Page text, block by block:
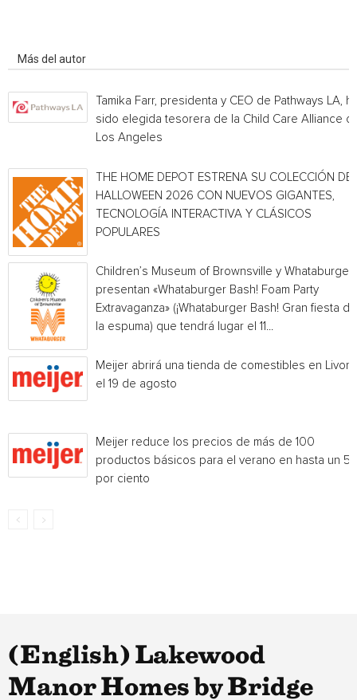
Más del autor
Tamika Farr, presidenta y CEO de Pathways LA,
sido elegida tesorera de la Child Care Alliance of
Los Angeles
THE HOME DEPOT ESTRENA SU COLECCIÓN DE
HALLOWEEN 2026 CON NUEVOS GIGANTES,
TECNOLOGÍA INTERACTIVA Y CLÁSICOS
POPULARES
Children’s Museum of Brownsville y Whataburger
presentan «Whataburger Bash! Foam Party
Extravaganza» (¡Whataburger Bash! Gran fiesta de
la espuma) que tendrá lugar el 11...
Meijer abrirá una tienda de comestibles en
el 19 de agosto
Meijer reduce los precios de más de 100
productos básicos para el verano en hasta un
por ciento
(English) Lakewood
Manor Homes by Bridge